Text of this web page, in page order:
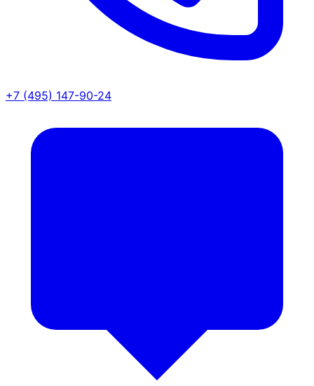
+7 (495) 147-90-24